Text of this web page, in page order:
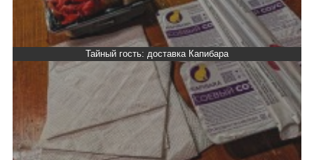
Тайный гость: доставка Капибара